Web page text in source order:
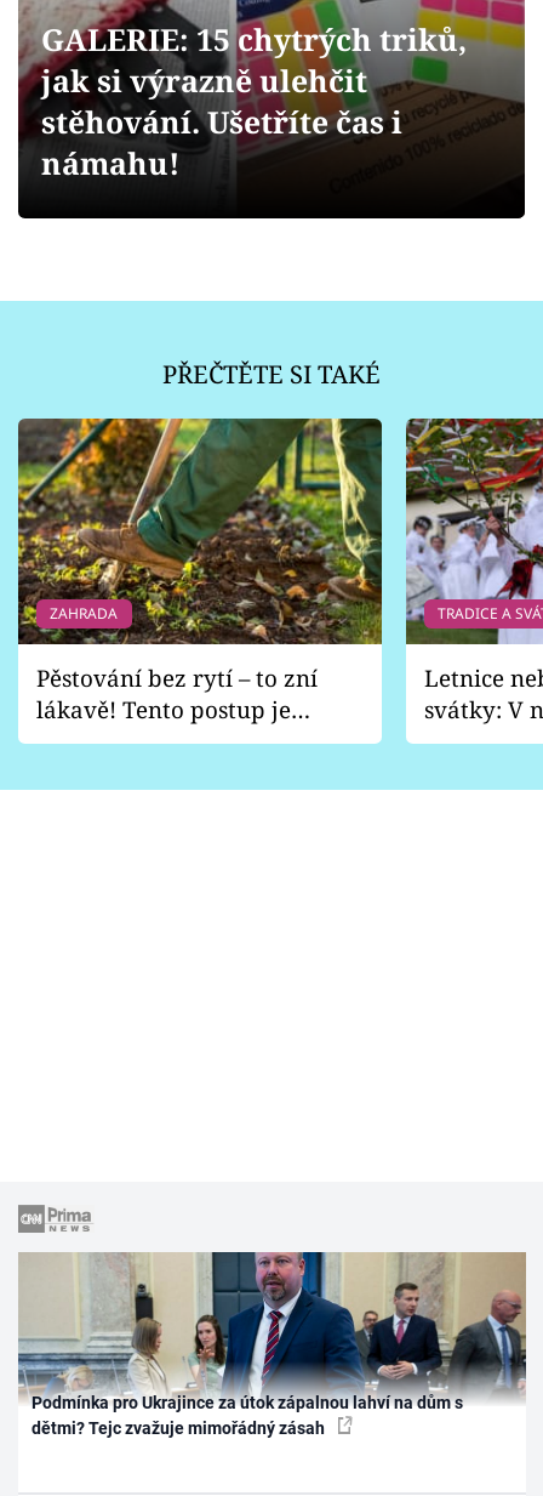
Přihlášení
Sledujte nás
GALERIE: 15 chytrých triků,
jak si výrazně ulehčit
stěhování. Ušetříte čas i
námahu!
PŘEČTĚTE SI TAKÉ
ZAHRADA
Pěstování bez rytí – to zní
lákavě! Tento postup je
vhodný jen pro některé
TRADICE A
Letnice
svátky: V
pondělí
Podmínka pro Ukrajince za útok zápalnou lahví na dům s
dětmi? Tejc zvažuje mimořádný zásah